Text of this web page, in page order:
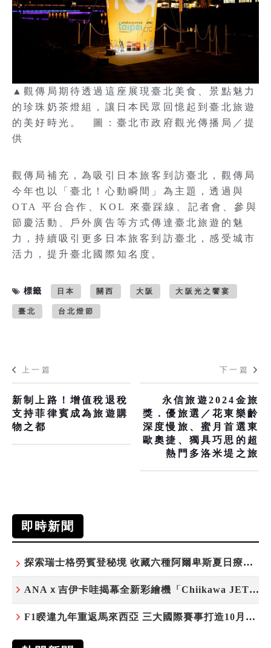
▲觀傳局期待透過這座展現臺北美食、景點魅力
的珍珠奶茶燈組，讓日本民眾回憶起到臺北旅遊
的美好時光。 圖：臺北市政府觀光傳播局／提
供
觀傳局補充，為吸引日本旅客到訪臺北，觀傳局
今年也以「臺北！心動瞬間」為主題，透過與
OTA 平台合作、KOL 來臺踩線、記者會、參與
節慶活動、戶外廣告等方式傳達臺北旅遊的魅
力，持續吸引更多日本旅客到訪臺北，感受城市
活力，提升臺北國際知名度。
標籤 日本 關西 大阪 大阪光之饗宴
臺北 台北燈節
上一篇
新制上路！增值稅退稅
支持菲律賓成為旅遊購
物之都
下一篇
永信旅遊2024金旅
獎．優旅選／花東樂齡
深度慢旅、蜜月首選東
歐奧捷、獨具巧思的超
熱門多洛米堤之旅
即時新聞
探索瑞士格勞賓登秘境 收藏六種阿爾卑斯夏日療癒之旅
ANAｘ吉伊卡哇揭幕全新彩繪機「Chiikawa JET」
F1睽違九年重返馬來西亞 三大國際賽事打造10月運動旅遊熱潮 賽車、自行車、路跑同週登場